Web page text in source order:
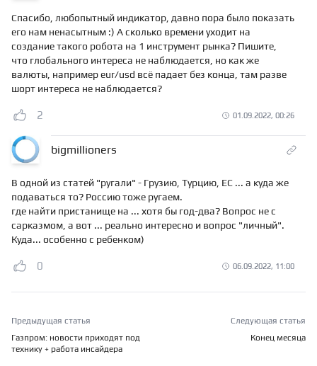
Спасибо, любопытный индикатор, давно пора было показать
его нам ненасытным :) А сколько времени уходит на
создание такого робота на 1 инструмент рынка? Пишите,
что глобального интереса не наблюдается, но как же
валюты, например eur/usd всё падает без конца, там разве
шорт интереса не наблюдается?
2 01.09.2022, 00:26
bigmillioners
В одной из статей "ругали" - Грузию, Турцию, ЕС ... а куда же
подаваться то? Россию тоже ругаем.
где найти пристанище на ... хотя бы год-два? Вопрос не с
сарказмом, а вот ... реально интересно и вопрос "личный".
Куда... особенно с ребенком)
0 06.09.2022, 11:00
Предыдущая статья
Газпром: новости приходят под
технику + работа инсайдера
Следующая статья
Конец месяца